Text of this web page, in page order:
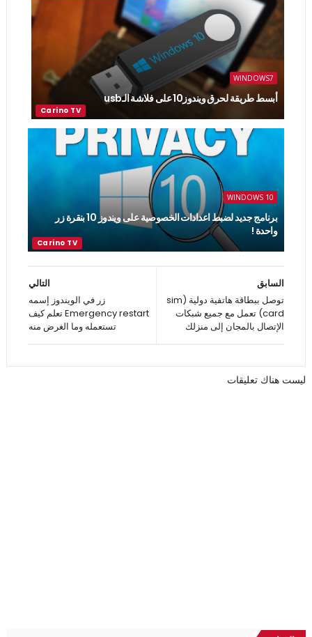
WINDOWS7
أبسط طريقة لحرق ويندوز10 على فلاشة الـusb
WINDOWS 10
برنامج جديد لضبط اعدادات الخصوصية على ويندوز 10 بنقرة زر
واحدة !
التالي
زر في الويندوز إسمه
Emergency restart تعلم كيف
تستعمله وما الغرض منه
السابق
توصل ببطاقة هاتفية دولية (sim
card) تعمل مع جميع شبكات
الإتصال بالمجان إلى منزلك
ليست هناك تعليقات